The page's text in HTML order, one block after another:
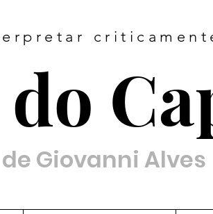
Giovanni Alves